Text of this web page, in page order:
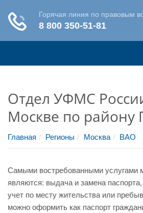
Отдел УФМС
Москве по району
Главная Регионы Москва ВАО
Самыми востребованными услугами
являются: выдача и замена
учет по месту жительства или
можно оформить как паспорт